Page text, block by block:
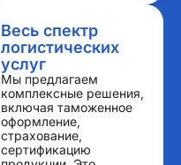
Весь спектр
логистических
услуг
Мы предлагаем
комплексные решения,
включая таможенное
оформление,
страхование,
сертификацию